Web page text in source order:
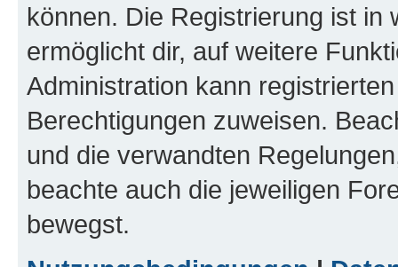
können. Die Registrierung ist in
ermöglicht dir, auf weitere
Administration kann
Berechtigungen zuweisen.
und die verwandten
beachte auch die jeweiligen
bewegst.